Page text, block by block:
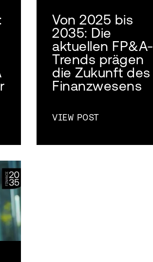
Von 2025 bis
2035: Die
aktuellen FP&A-
Trends prägen
die Zukunft des
Finanzwesens
VIEW POST